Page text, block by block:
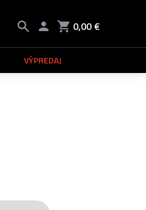
0,00 €
VÝPREDAJ